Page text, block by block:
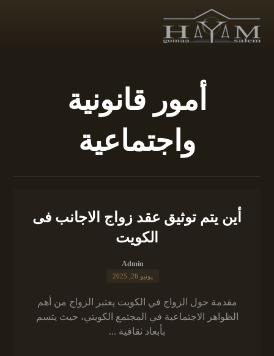
أمور قانونية
واجتماعية
أين يتم توثيق عقد زواج الاجانب فى
الكويت
Admin
يونيو 26, 2025
مقدمة حول الزواج في الكويت يعتبر الزواج من أهم
الظواهر الاجتماعية في المجتمع الكويتي، حيث يتسم
بأبعاد ثقافية ...